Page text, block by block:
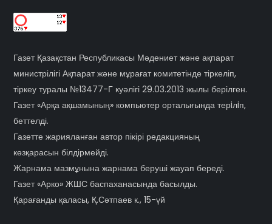
Газет Қазақстан Республикасы Мәдениет және ақпарат
министрілігі Ақпарат және мұрағат комитетінде тіркеліп,
тіркеу туралы №13477-Г куәлігі 29.03.2013 жылы берілген.
Газет «Арқа ақшамының» компьютер орталығында терiлiп,
беттелді.
Газетте жарияланған автор пікірі редакцияның
көзқарасын білдірмейді.
Жарнама мазмұнына жарнама беруші жауап береді.
Газет «Арко» ЖШС баспаханасында басылды.
Қарағанды қаласы, Қ.Сәтпаев к., 15-үй